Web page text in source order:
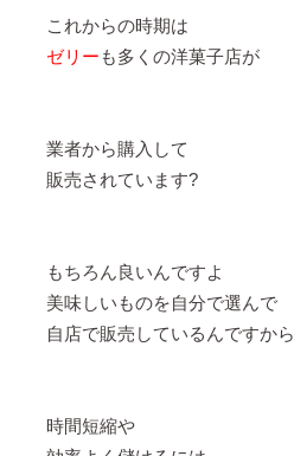
これからの時期は
ゼリー も多くの洋菓子店が
業者から購入して
販売されています?
もちろん良いんですよ
美味しいものを自分で選んで
自店で販売しているんですから
時間短縮や